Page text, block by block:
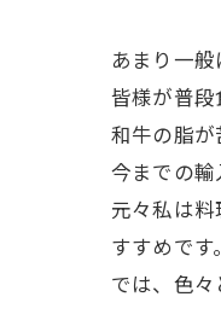
あまり一
皆様が普段
和牛の脂が
今までの輸
元々私は
すすめです。
では、色々